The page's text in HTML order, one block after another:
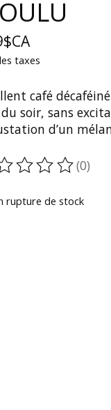
taxes
café
soir, sans
d’un
est évalué à
(0)
rupture de stock